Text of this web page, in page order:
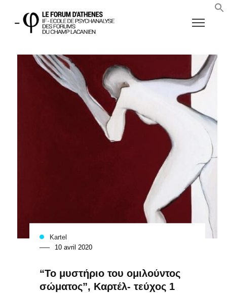
Kartel
10 avril 2020
“Το μυστήριο του ομιλούντος
σώματος”, Καρτέλ- τεύχος 1